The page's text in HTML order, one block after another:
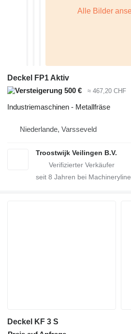
Deckel FP1 Aktiv
500 €
≈ 467,20 CHF
Industriemaschinen - Metallfräse
Niederlande, Varsseveld
Troostwijk Veilingen B.V.
seit 8 Jahren bei Machineryline
Deckel KF 3 S